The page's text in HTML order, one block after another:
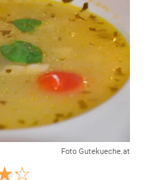
Foto Gutekueche.at